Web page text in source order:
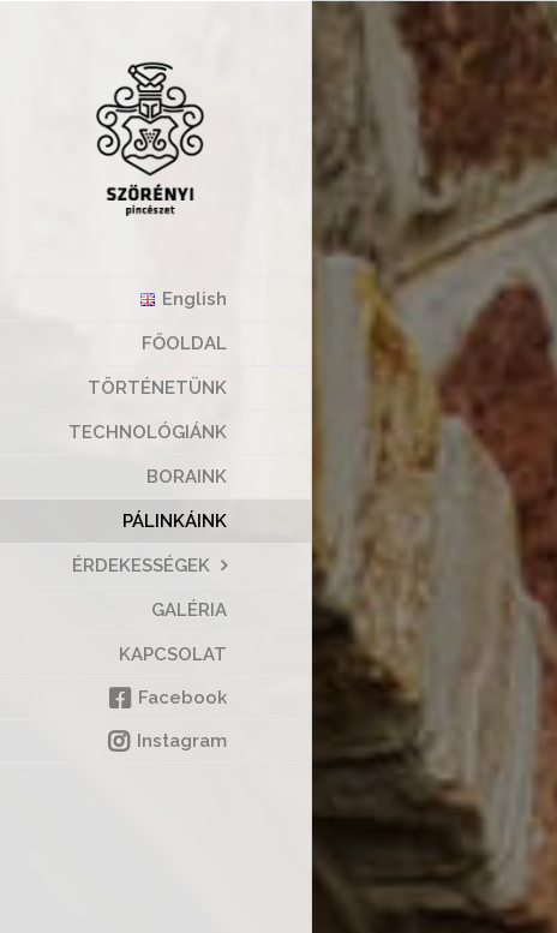
English
FŐOLDAL
TÖRTÉNETÜNK
TECHNOLÓGIÁNK
BORAINK
PÁLINKÁINK
ÉRDEKESSÉGEK
GALÉRIA
KAPCSOLAT
Facebook
Instagram